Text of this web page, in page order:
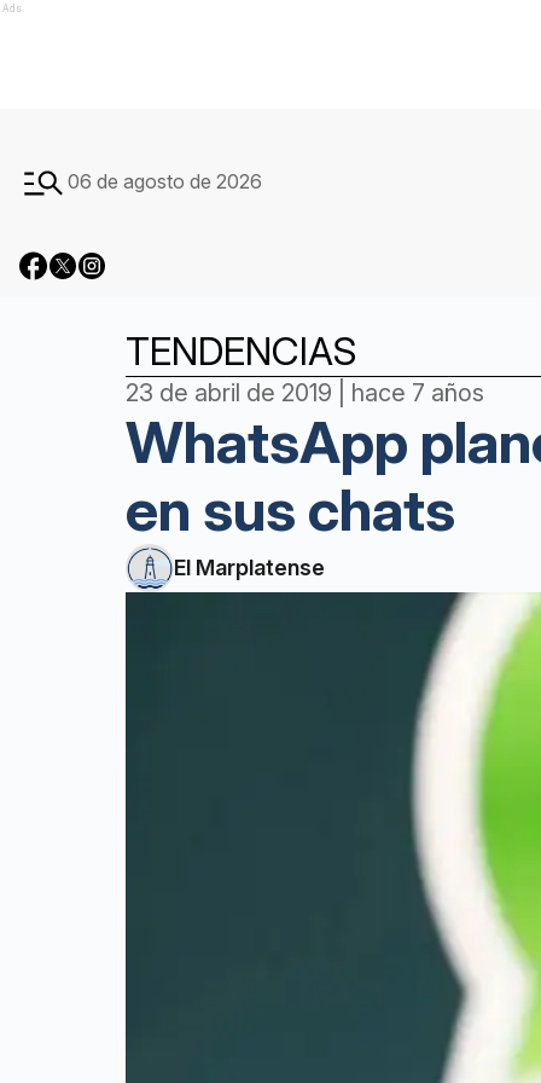
Ads
06 de agosto de 2026
TENDENCIAS
23 de abril de 2019 | hace 7 años
WhatsApp
en sus chats
El Marplatense